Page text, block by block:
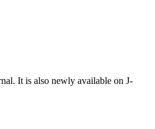
It is also newly available on J-